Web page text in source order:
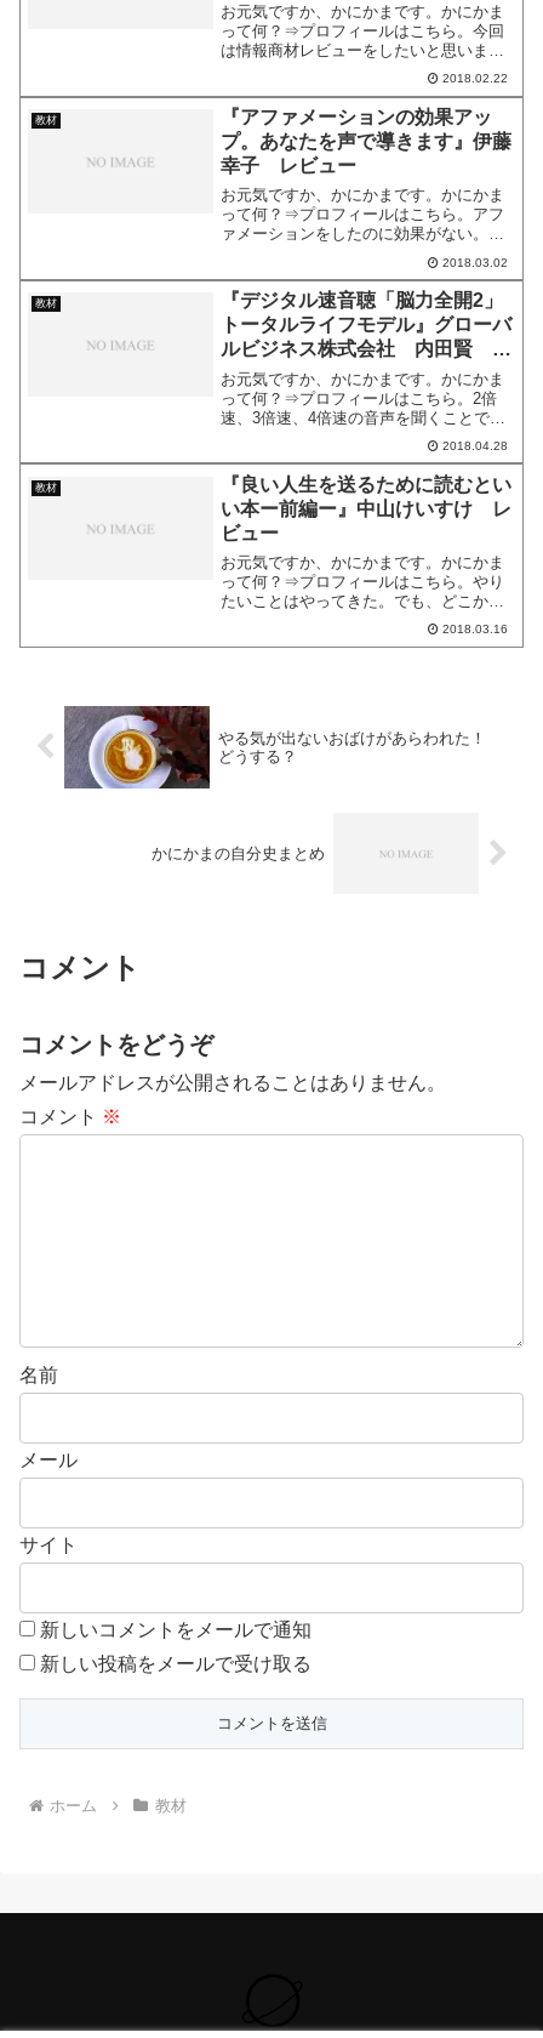
お元気ですか、かにかまです。かにかま
って何？⇒プロフィールはこちら。今回
は情報商材レビューをしたいと思いま
す。レビューする商品は、 あがり症は１
６週間で改善できます。 １８０日間で自
信に満ちあふれた人に生まれ変わること
ができます。 ３０日後...
2018.02.22
教材
『アファメーションの効果アッ
プ。あなたを声で導きます』伊藤
幸子 レビュー
お元気ですか、かにかまです。かにかま
って何？⇒プロフィールはこちら。アフ
ァメーションをしたのに効果がない。や
ろうとは思ってるけど、辛くて２，３日
でやめてしまう。頑張ってやってたけ
ど、なぜか余計に事態が悪化した。今回
は、そんな悩みを持つ方を対...
2018.03.02
教材
『デジタル速音聴「脳力全開2」
トータルライフモデル』グローバ
ルビジネス株式会社 内田賢 レ
ビュー
お元気ですか、かにかまです。かにかま
って何？⇒プロフィールはこちら。2倍
速、3倍速、4倍速の音声を聞くことで脳
が活性化して頭の回転が速くなる、高速
道路を下りたばかりのように周りのスピ
ードがゆっくりに感じられる、そんな話
を聞いたことがありませ...
2018.04.28
教材
『良い人生を送るために読むとい
い本ー前編ー』中山けいすけ レ
ビュー
お元気ですか、かにかまです。かにかま
って何？⇒プロフィールはこちら。やり
たいことはやってきた。でも、どこか満
たされない気持ち。本当にやりたいこと
は何なんだろう。考えこんでも答えが見
2018.03.16
やる気が出ないおばけがあらわれた！
どうする？
かにかまの自分史まとめ
コメント
コメントをどうぞ
メールアドレスが公開されることはありません。
コメント ※
名前
メール
サイト
新しいコメントをメールで通知
新しい投稿をメールで受け取る
ホーム 教材